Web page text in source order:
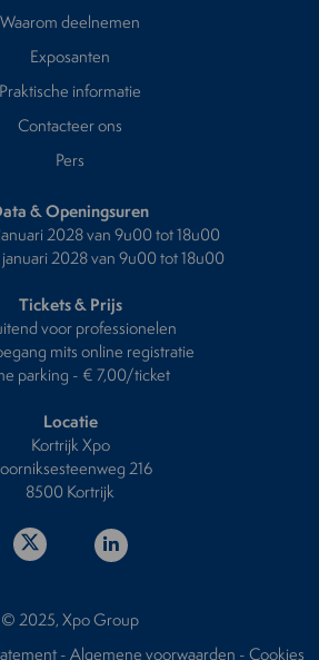
Waarom deelnemen
Exposanten
Praktische informatie
Contacteer ons
Pers
& Openingsuren
2028 van 9u00 tot 18u00
2028 van 9u00 tot 18u00
Tickets & Prijs
voor professionelen
mits online registratie
parking - € 7,00/ticket
Locatie
Kortrijk Xpo
216
8500 Kortrijk
© 2025, Xpo Group
-Algemene voorwaarden -Cookies